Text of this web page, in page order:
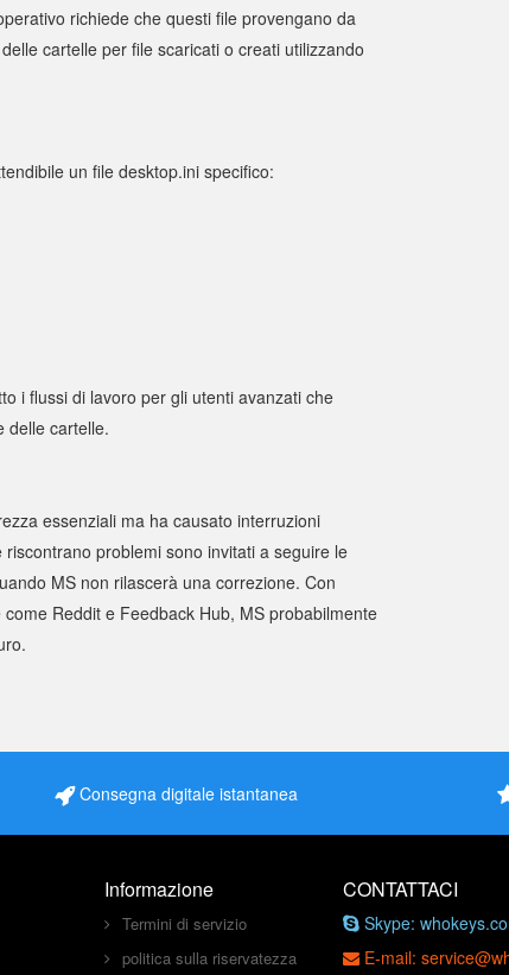
richiede che questi file provengano da
cartelle per file scaricati o creati utilizzando
un file desktop.ini specifico:
i flussi di lavoro per gli utenti avanzati che
delle cartelle.
essenziali ma ha causato interruzioni
problemi sono invitati a seguire le
MS non rilascerà una correzione. Con
Reddit e Feedback Hub, MS probabilmente
Consegna digitale istantanea
Informazione
Termini di servizio
politica sulla riservatezza
CONTATTACI
Skype:
E-mail: